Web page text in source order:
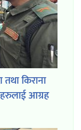
किराना
आग्रह